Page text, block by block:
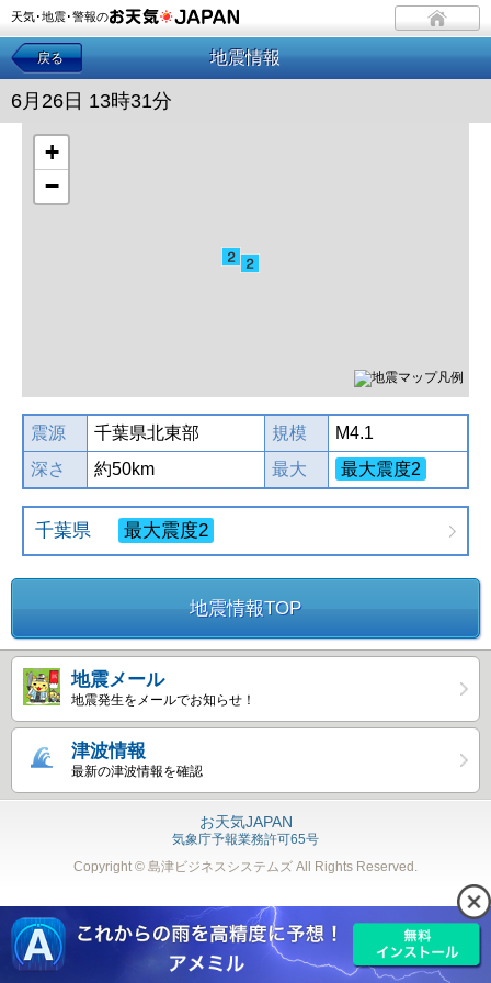
天気･地震･警報の
戻る 地震情報
6月26日 13時31分
+
−
震源 千葉県北東部 規模
M4.1
深さ
約50km 最大 最大震度2
千葉県 最大震度2
地震情報TOP
地震メール
地震発生をメールでお知らせ！
津波情報
最新の津波情報を確認
お天気JAPAN
気象庁予報業務許可65号
Copyright © 島津ビジネスシステムズ All Rights Reserved.